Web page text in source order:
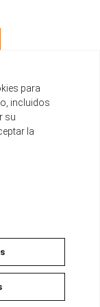
para
incluidos
su
la